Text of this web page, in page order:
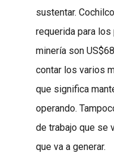
sustentar.
requerida para
minería son
contar los varios
que significa
operando.
de trabajo que se
que va a generar.